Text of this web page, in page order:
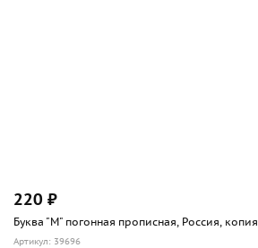
220 ₽
Буква "М" погонная прописная, Россия, копия
Артикул: 39696